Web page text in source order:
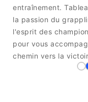
entraînement.
la passion du
l'esprit des
pour vous
chemin vers la